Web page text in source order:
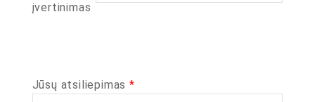
įvertinimas
Jūsų atsiliepimas *